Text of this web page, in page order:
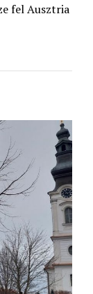
fel Ausztria